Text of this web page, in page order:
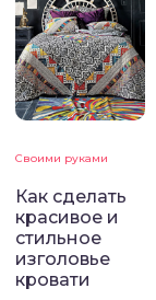
Своими руками
Как сделать
красивое и
стильное
изголовье
кровати